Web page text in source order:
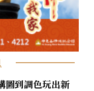
到調色玩出新